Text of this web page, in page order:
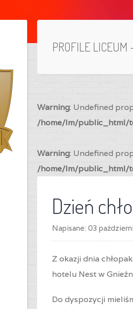
PROFILE
Warning: Undefined
/home/lm/public_html/
Warning: Undefined
/home/lm/public_html/
Dzień
Napisane: 03
Z okazji dnia
hotelu Nest w
Do dyspozycji